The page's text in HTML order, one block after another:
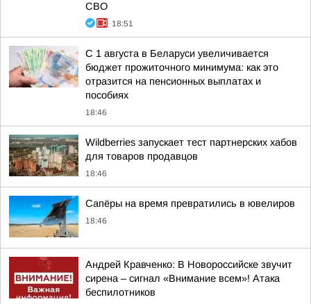
СВО
18:51
С 1 августа в Беларуси увеличивается
бюджет прожиточного минимума: как это
отразится на пенсионных выплатах и
пособиях
18:46
Wildberries запускает тест партнерских хабов
для товаров продавцов
18:46
Сапёры на время превратились в ювелиров
18:46
Андрей Кравченко: В Новороссийске звучит
сирена – сигнал «Внимание всем»! Атака
беспилотников